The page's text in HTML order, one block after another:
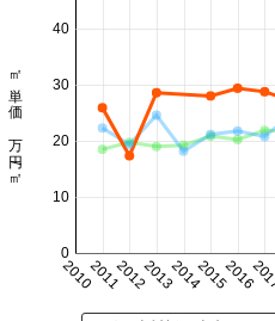
2010201120122013201420152016
0
10
20
30
40
㎡単価 万円/㎡